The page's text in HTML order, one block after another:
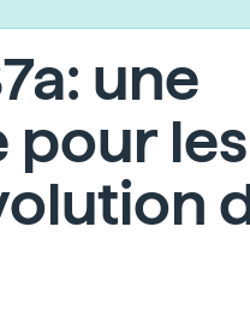
une
pour les